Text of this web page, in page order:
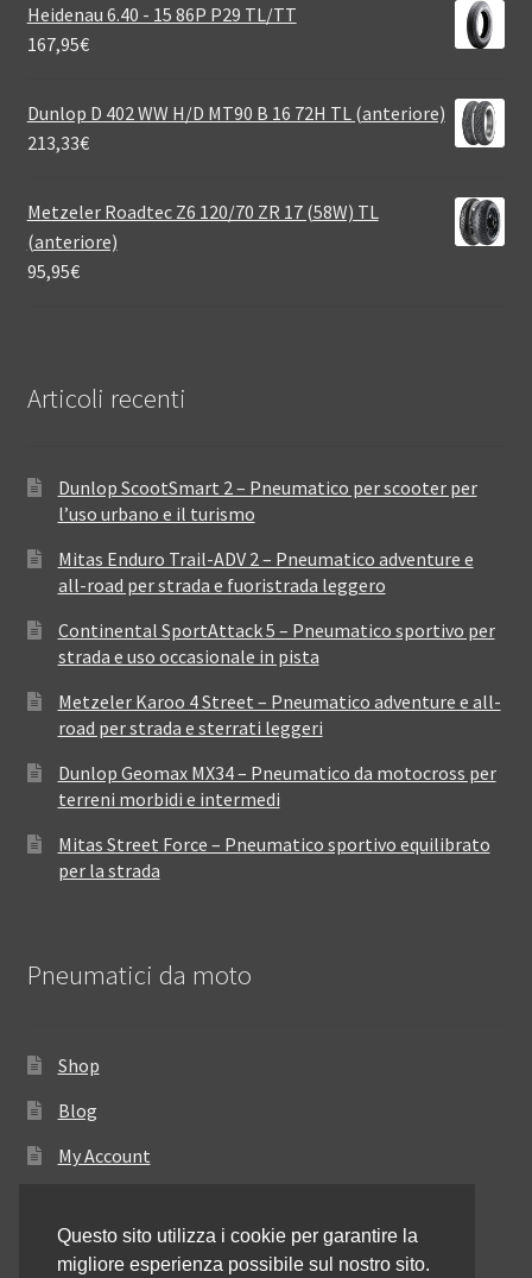
Heidenau 6.40 - 15 86P P29 TL/TT
167,95€
Dunlop D 402 WW H/D MT90 B 16 72H TL (anteriore)
213,33€
Metzeler Roadtec Z6 120/70 ZR 17 (58W) TL
(anteriore)
95,95€
Articoli recenti
Dunlop ScootSmart 2 – Pneumatico per scooter per
l’uso urbano e il turismo
Mitas Enduro Trail-ADV 2 – Pneumatico adventure e
all-road per strada e fuoristrada leggero
Continental SportAttack 5 – Pneumatico sportivo per
strada e uso occasionale in pista
Metzeler Karoo 4 Street – Pneumatico adventure e all-
road per strada e sterrati leggeri
Dunlop Geomax MX34 – Pneumatico da motocross per
terreni morbidi e intermedi
Mitas Street Force – Pneumatico sportivo equilibrato
per la strada
Pneumatici da moto
Shop
Blog
My Account
Resi e rimborsi
Questo sito utilizza i cookie per garantire la
migliore esperienza possibile sul nostro sito.